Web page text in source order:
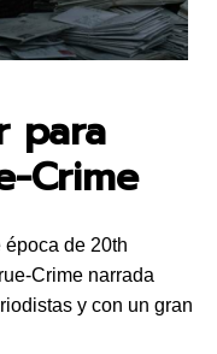
para
Crime
de 20th
Crime narrada
y con un gran